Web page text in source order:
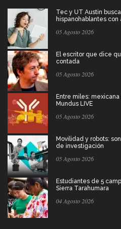
Tec y UT Austin
hispanohablantes con
05 Agosto 2026
El escritor que dice
contada
05 Agosto 2026
Entre miles:
Mundus LIVE
05 Agosto 2026
Movilidad y robots:
de investigación
05 Agosto 2026
Estudiantes de 5
Sierra Tarahumara
04 Agosto 2026